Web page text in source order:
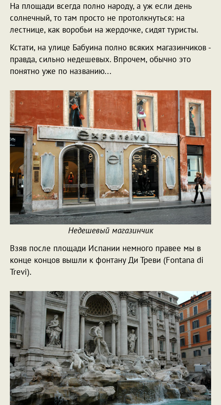
На площади всегда полно народу, а уж если день
солнечный, то там просто не протолкнуться: на
лестнице, как воробьи на жердочке, сидят туристы.
Кстати, на улице Бабуина полно всяких магазинчиков -
правда, сильно недешевых. Впрочем, обычно это
понятно уже по названию...
Недешевый магазинчик
Взяв после площади Испании немного правее мы в
конце концов вышли к фонтану Ди Треви (Fontana di
Trevi).